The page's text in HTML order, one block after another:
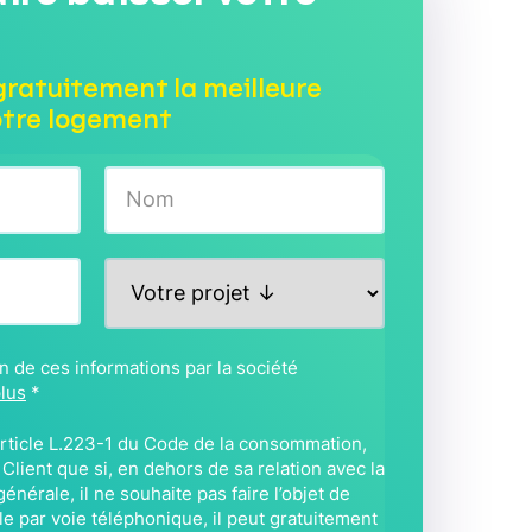
la meilleure
logement
P
o
e
de ces informations par la société
*
L.223-1 du Code de la consommation,
que si, en dehors de sa relation avec la
il ne souhaite pas faire l’objet de
par voie téléphonique, il peut gratuitement